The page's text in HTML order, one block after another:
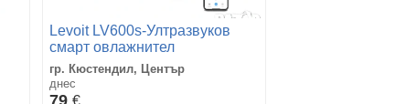
Levoit LV600s-Ултразвуков
смарт овлажнител
гр. Кюстендил, Център
днес
79 €